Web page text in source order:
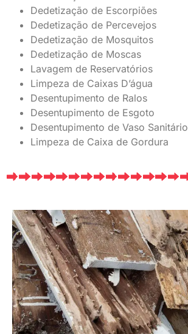
Dedetização de Escorpiões
Dedetização de Percevejos
Dedetização de Mosquitos
Dedetização de Moscas
Lavagem de Reservatórios
Limpeza de Caixas D’água
Desentupimento de Ralos
Desentupimento de Esgoto
Desentupimento de Vaso Sanitário
Limpeza de Caixa de Gordura